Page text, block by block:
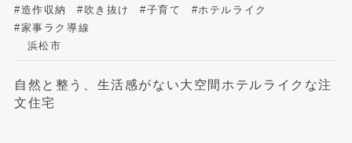
#造作収納 #吹き抜け #子育て
#ホテルライク
#家事ラク導線
浜松市
自然と整う、生活感がない大空間ホテルライクな注
文住宅